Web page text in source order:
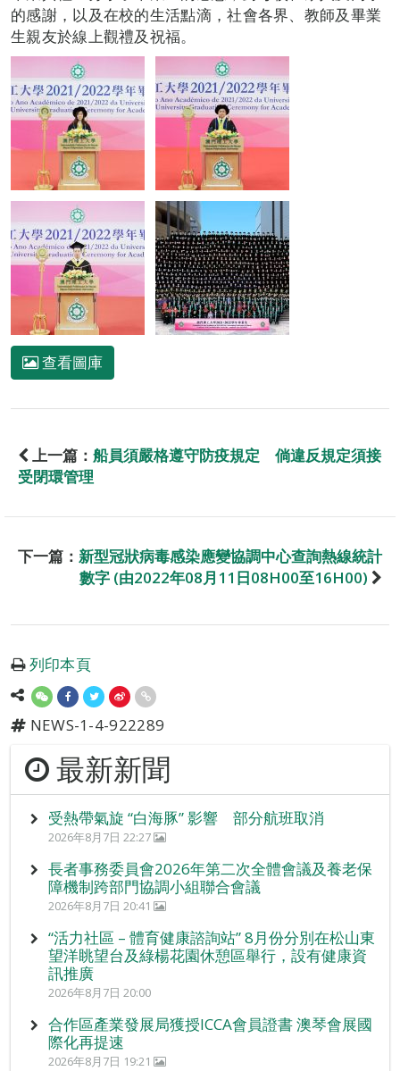
的感謝，以及在校的生活點滴，社會各界、教師及畢業
生親友於線上觀禮及祝福。
查看圖庫
上一篇： 船員須嚴格遵守防疫規定 倘違反規定須接
受閉環管理
下一篇： 新型冠狀病毒感染應變協調中心查詢熱線統計
數字 (由2022年08月11日08H00至16H00)
列印本頁
NEWS-1-4-922289
最新新聞
受熱帶氣旋 “白海豚” 影響 部分航班取消
2026年8月7日 22:27
長者事務委員會2026年第二次全體會議及養老保
障機制跨部門協調小組聯合會議
2026年8月7日 20:41
“活力社區 – 體育健康諮詢站” 8月份分別在松山東
望洋眺望台及綠楊花園休憩區舉行，設有健康資
訊推廣
2026年8月7日 20:00
合作區產業發展局獲授ICCA會員證書 澳琴會展國
際化再提速
2026年8月7日 19:21